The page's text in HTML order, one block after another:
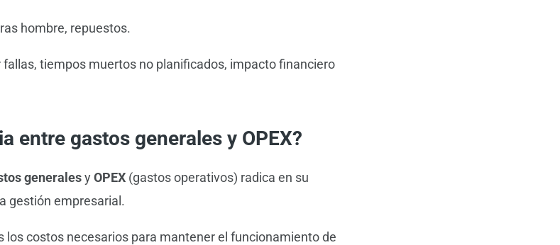
hombre, repuestos.
fallas, tiempos muertos no planificados, impacto financiero
entre gastos generales y OPEX?
generalesyOPEX (gastos operativos) radica en su
gestión empresarial.
los costos necesarios para mantener el funcionamiento de